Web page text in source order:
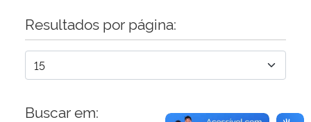
Banco Central do Brasil
Resultados por página:
Buscar em: